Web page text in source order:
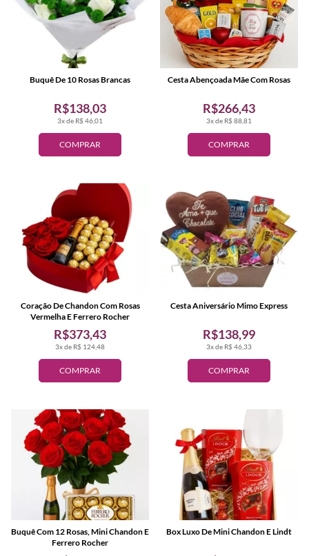
COMPRAR
3x de R$ 46,01
R$138,03
Buquê De 10 Rosas Brancas
COMPRAR
3x de R$ 88,81
R$266,43
Cesta Abençoada Mãe Com Rosas
COMPRAR
3x de R$ 124,48
R$373,43
Coração De Chandon Com Rosas
Vermelha E Ferrero Rocher
COMPRAR
3x de R$ 46,33
R$138,99
Cesta Aniversário Mimo Express
Buquê Com 12 Rosas, Mini Chandon E
Ferrero Rocher
Box Luxo De Mini Chandon E Lindt